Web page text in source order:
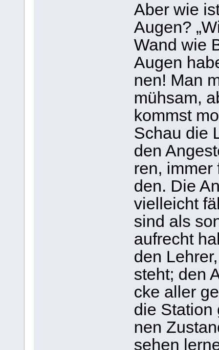
Aber wie
Augen?
Wand wie
Augen
nen! Man
müh­sam,
kommst
Schau die
den
ren,
den. Die
viel­leicht
sind als
auf­recht
den
steht; den
cke aller
die
nen
sehen